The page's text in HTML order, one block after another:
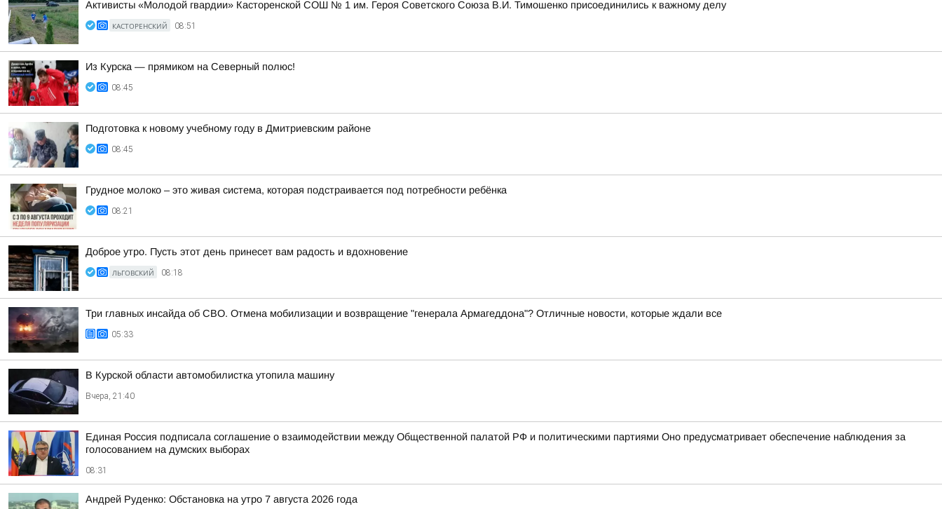
Активисты «Молодой гвардии» Касторенской СОШ № 1 им. Героя Советского Союза В.И. Тимошенко присоединились к важному делу
КАСТОРЕНСКИЙ 08:51
Из Курска — прямиком на Северный полюс!
08:45
Подготовка к новому учебному году в Дмитриевским районе
08:45
Грудное молоко – это живая система, которая подстраивается под потребности ребёнка
08:21
Доброе утро. Пусть этот день принесет вам радость и вдохновение
ЛЬГОВСКИЙ 08:18
Три главных инсайда об СВО. Отмена мобилизации и возвращение "генерала Армагеддона"? Отличные новости, которые ждали все
05:33
В Курской области автомобилистка утопила машину
Вчера, 21:40
Единая Россия подписала соглашение о взаимодействии между Общественной палатой РФ и политическими партиями Оно предусматривает обеспечение наблюдения за
голосованием на думских выборах
08:31
Андрей Руденко: Обстановка на утро 7 августа 2026 года